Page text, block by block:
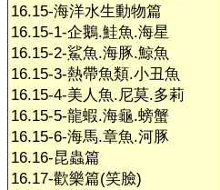
16.15-海洋水生動物篇
16.15-1-企鵝.鮭魚.海星
16.15-2-鯊魚.海豚.鯨魚
16.15-3-熱帶魚類.小丑魚
16.15-4-美人魚.尼莫.多莉
16.15-5-龍蝦.海龜.螃蟹
16.15-6-海馬.章魚.河豚
16.16-昆蟲篇
16.17-歡樂篇(笑臉)